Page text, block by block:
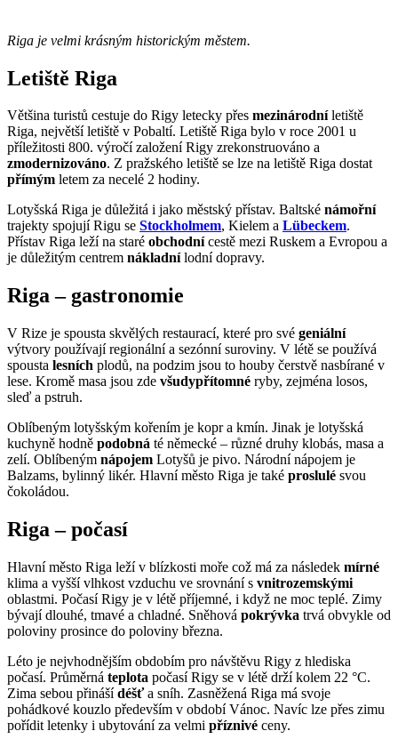
Riga je velmi krásným historickým městem.
Letiště Riga
Většina turistů cestuje do Rigy letecky přes mezinárodníletiště
Riga, největší letiště v Pobaltí. Letiště Riga bylo v roce 2001 u
příležitosti 800. výročí založení Rigy zrekonstruováno a
zmodernizováno. Z pražského letiště se lze na letiště Riga dostat
přímým letem za necelé 2 hodiny.
Lotyšská Riga je důležitá i jako městský přístav. Baltské námořní
trajekty spojují Rigu se Stockholmem, Kielem a Lübeckem.
Přístav Riga leží na staré obchodnícestě mezi Ruskem a Evropou a
je důležitým centrem nákladnílodní dopravy.
Riga – gastronomie
V Rize je spousta skvělých restaurací, které pro své geniální
výtvory používají regionální a sezónní suroviny. V létě se používá
spousta lesních plodů, na podzim jsou to houby čerstvě nasbírané v
lese. Kromě masa jsou zde všudypřítomné ryby, zejména losos,
sleď a pstruh.
Oblíbeným lotyšským kořením je kopr a kmín. Jinak je lotyšská
kuchyně hodně podobná té německé – různé druhy klobás, masa a
zelí. Oblíbeným nápojem Lotyšů je pivo. Národní nápojem je
Balzams, bylinný likér. Hlavní město Riga je také proslulé svou
čokoládou.
Riga – počasí
Hlavní město Riga leží v blízkosti moře což má za následek mírné
klima a vyšší vlhkost vzduchu ve srovnání s vnitrozemskými
oblastmi. Počasí Rigy je v létě příjemné, i když ne moc teplé. Zimy
bývají dlouhé, tmavé a chladné. Sněhová pokrývka trvá obvykle od
poloviny prosince do poloviny března.
Léto je nejvhodnějším obdobím pro návštěvu Rigy z hlediska
počasí. Průměrná teplota počasí Rigy se v létě drží kolem 22 °C.
Zima sebou přinášídéšťa sníh. Zasněžená Riga má svoje
pohádkové kouzlo především v období Vánoc. Navíc lze přes zimu
pořídit letenky i ubytování za velmi příznivé ceny.